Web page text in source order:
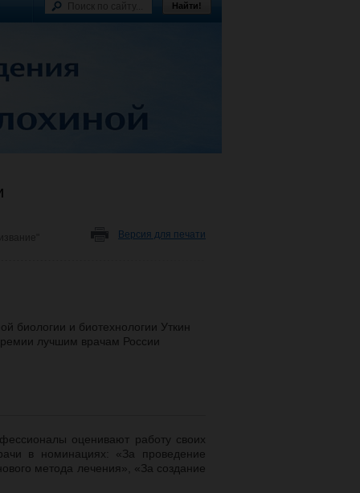
Версия для печати
биологии и биотехнологии Уткин
лучшим врачам России
оценивают работу своих
в номинациях: «За проведение
метода лечения», «За создание
Найти!